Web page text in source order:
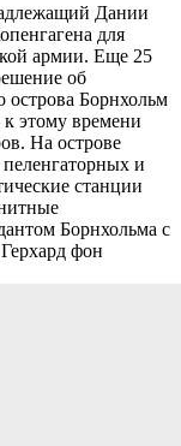
Дании
для
армии. Еще 25
об
Борнхольм
к этому времени
На острове
и
станции
Борнхольма с
фон